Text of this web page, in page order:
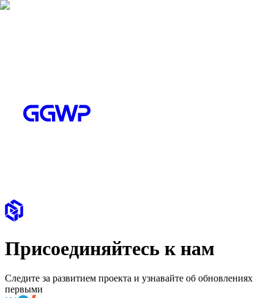
Присоединяйтесь к нам
Следите за развитием проекта и узнавайте об обновлениях
первыми